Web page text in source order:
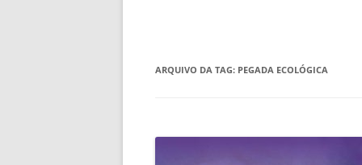
ARQUIVO DA TAG: PEGADA ECOLÓGICA